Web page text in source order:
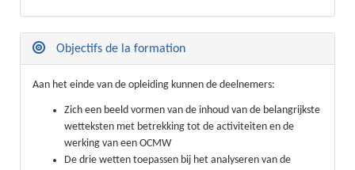
Objectifs de la formation
Aan het einde van de opleiding kunnen de deelnemers:
Zich een beeld vormen van de inhoud van de belangrijkste
wetteksten met betrekking tot de activiteiten en de
werking van een OCMW
De drie wetten toepassen bij het analyseren van de